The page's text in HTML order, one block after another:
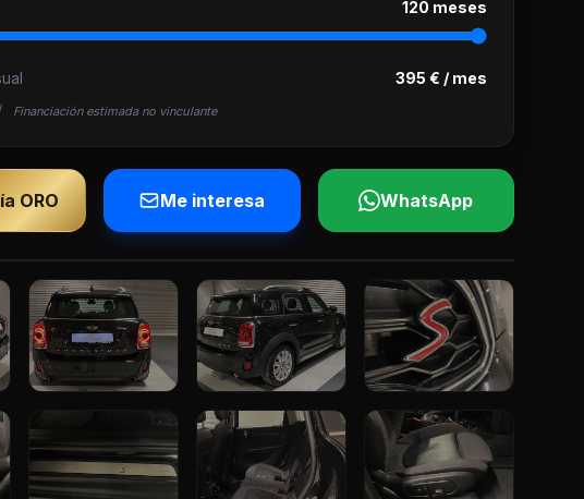
120 meses
395 € / mes
Financiación estimada no vinculante
ORO Me interesa WhatsApp